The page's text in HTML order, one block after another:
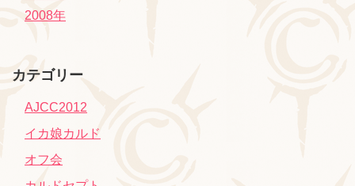
2008年
カテゴリー
AJCC2012
イカ娘カルド
オフ会